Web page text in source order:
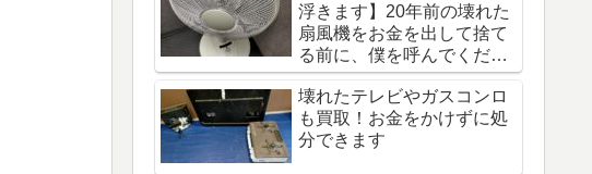
浮きます】20年前の壊れた
扇風機をお金を出して捨て
る前に、僕を呼んでくださ
い
壊れたテレビやガスコンロ
も買取！お金をかけずに処
分できます